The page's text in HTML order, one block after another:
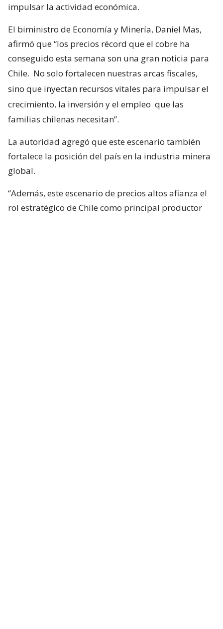
impulsar la actividad económica.
El biministro de Economía y Minería, Daniel Mas,
afirmó que “los precios récord que el cobre ha
conseguido esta semana son una gran noticia para
Chile. No solo fortalecen nuestras arcas fiscales,
sino que inyectan recursos vitales para impulsar el
crecimiento, la inversión y el empleo que las
familias chilenas necesitan”.
La autoridad agregó que este escenario también
fortalece la posición del país en la industria minera
global.
“Además, este escenario de precios altos afianza el
rol estratégico de Chile como principal productor